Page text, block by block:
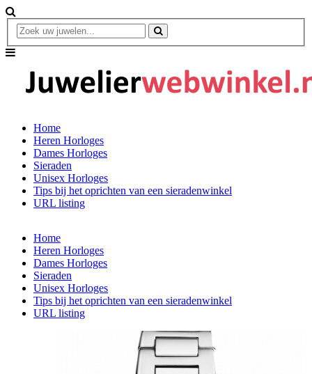
Home
Heren Horloges
Dames Horloges
Sieraden
Unisex Horloges
Tips bij het oprichten van een sieradenwinkel
URL listing
Home
Heren Horloges
Dames Horloges
Sieraden
Unisex Horloges
Tips bij het oprichten van een sieradenwinkel
URL listing